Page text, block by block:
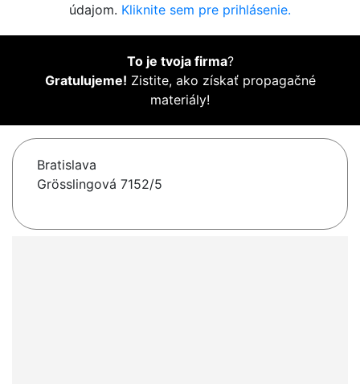
údajom. Kliknite sem pre prihlásenie.
To je tvoja firma?
Gratulujeme! Zistite, ako získať propagačné
materiály!
Bratislava
Grösslingová 7152/5